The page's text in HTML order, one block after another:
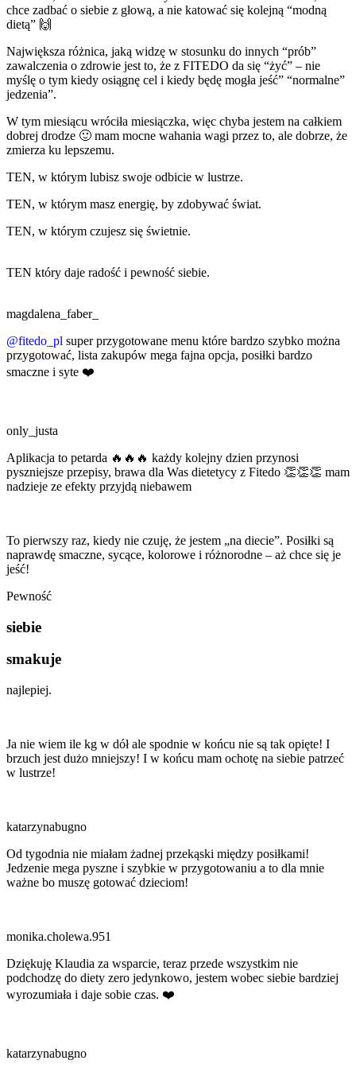
chce zadbać o siebie z głową, a nie katować się kolejną “modną
dietą” 🙌
Największa różnica, jaką widzę w stosunku do innych “prób”
zawalczenia o zdrowie jest to, że z FITEDO da się “żyć” – nie
myślę o tym kiedy osiągnę cel i kiedy będę mogła jeść” “normalne”
jedzenia”.
W tym miesiącu wróciła miesiączka, więc chyba jestem na całkiem
dobrej drodze 🙂 mam mocne wahania wagi przez to, ale dobrze, że
zmierza ku lepszemu.
TEN, w którym lubisz swoje odbicie w lustrze.
TEN, w którym masz energię, by zdobywać świat.
TEN, w którym czujesz się świetnie.
TEN który daje radość i pewność siebie.
magdalena_faber_
@fitedo_pl super przygotowane menu które bardzo szybko można
przygotować, lista zakupów mega fajna opcja, posiłki bardzo
smaczne i syte ❤️
only_justa
Aplikacja to petarda 🔥🔥🔥 każdy kolejny dzien przynosi
pyszniejsze przepisy, brawa dla Was dietetycy z Fitedo 👏👏👏 mam
nadzieje ze efekty przyjdą niebawem
To pierwszy raz, kiedy nie czuję, że jestem „na diecie”. Posiłki są
naprawdę smaczne, sycące, kolorowe i różnorodne – aż chce się je
jeść!
Pewność
siebie
smakuje
najlepiej.
Ja nie wiem ile kg w dół ale spodnie w końcu nie są tak opięte! I
brzuch jest dużo mniejszy! I w końcu mam ochotę na siebie patrzeć
w lustrze!
katarzynabugno
Od tygodnia nie miałam żadnej przekąski między posiłkami!
Jedzenie mega pyszne i szybkie w przygotowaniu a to dla mnie
ważne bo muszę gotować dzieciom!
monika.cholewa.951
Dziękuję Klaudia za wsparcie, teraz przede wszystkim nie
podchodzę do diety zero jedynkowo, jestem wobec siebie bardziej
wyrozumiała i daje sobie czas. ❤️
katarzynabugno